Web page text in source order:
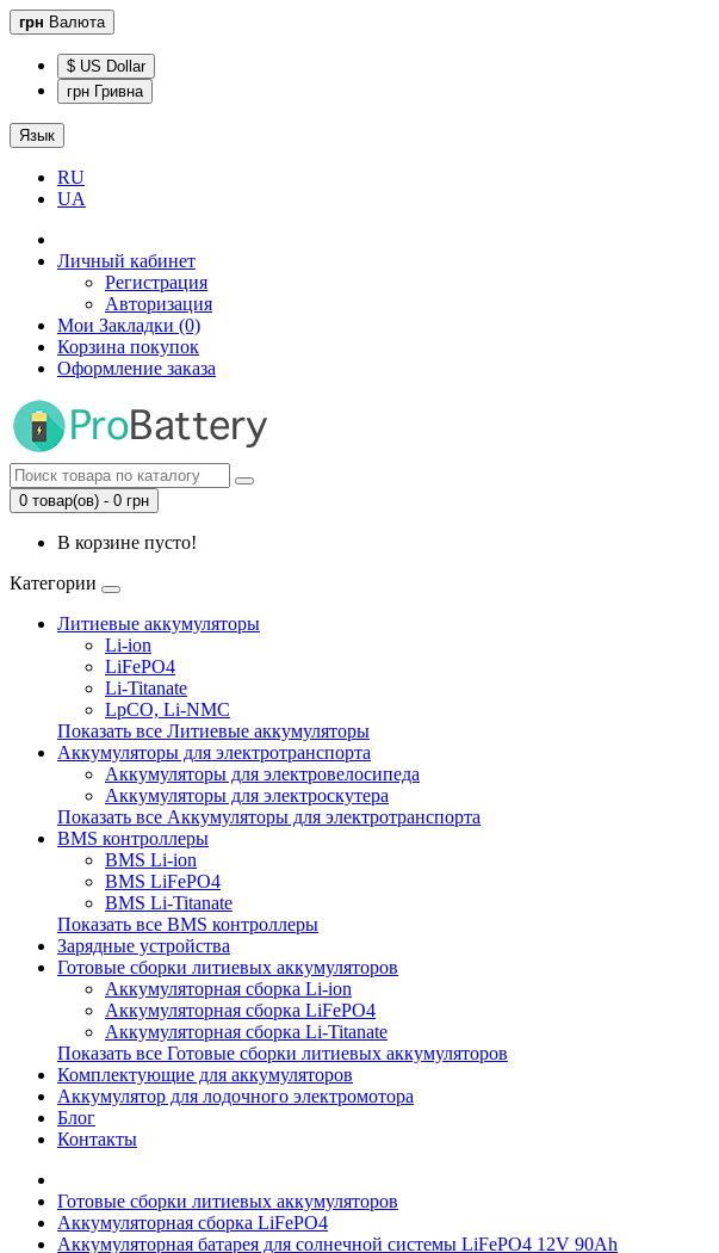
грн Валюта
$ US Dollar
грн Гривна
Язык
RU
UA
Личный кабинет
Регистрация
Авторизация
Мои Закладки (0)
Корзина покупок
Оформление заказа
0 товар(ов) - 0 грн
В корзине пусто!
Категории
Литиевые аккумуляторы
Li-ion
LiFePO4
Li-Titanate
LpCO, Li-NMC
Показать все Литиевые аккумуляторы
Аккумуляторы для электротранспорта
Аккумуляторы для электровелосипеда
Аккумуляторы для электроскутера
Показать все Аккумуляторы для электротранспорта
BMS контроллеры
BMS Li-ion
BMS LiFePO4
BMS Li-Titanate
Показать все BMS контроллеры
Зарядные устройства
Готовые сборки литиевых аккумуляторов
Аккумуляторная сборка Li-ion
Аккумуляторная сборка LiFePO4
Аккумуляторная сборка Li-Titanate
Показать все Готовые сборки литиевых аккумуляторов
Комплектующие для аккумуляторов
Аккумулятор для лодочного электромотора
Блог
Контакты
Готовые сборки литиевых аккумуляторов
Аккумуляторная сборка LiFePO4
Аккумуляторная батарея для солнечной системы LiFePO4 12V 90Ah